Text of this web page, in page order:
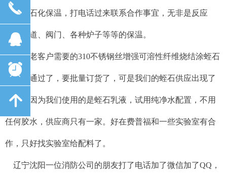
友想做石化保温，打电话过来联系合作事宜，无非是反应
釜、管道、阀门、各种炉子等等的保温。
日本老客户需要的310不锈钢丝增强可溶性纤维烧结涂蛭石
带试用通过了，要批量订货了，可是我们的蛭石供应出现了
问题，因为我们使用的是蛭石乳液，试用纯净水配置，不用
任何胶水，供应商只有一家。好在费普福和一些实验室有合
作，只好找实验室给配料了。
辽宁沈阳一位消防公司的朋友打了电话加了微信加了QQ，
끅
뀩
뀥
녕